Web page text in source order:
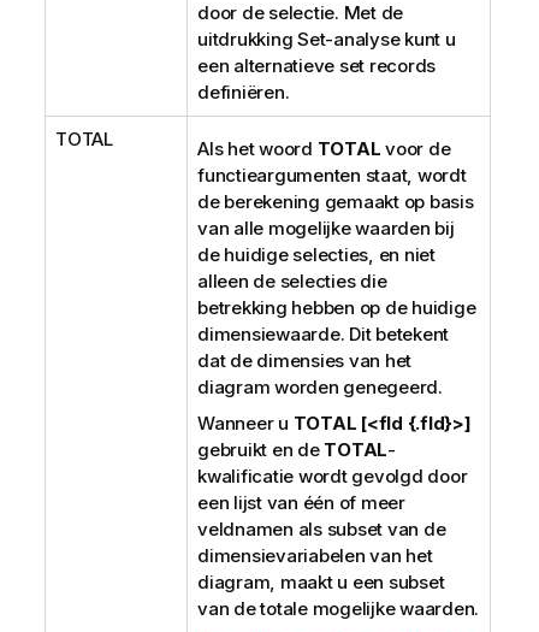
door de selectie. Met de
uitdrukking Set-analyse kunt u
een alternatieve set records
definiëren.
TOTAL Als het woord TOTAL voor de
functieargumenten staat, wordt
de berekening gemaakt op basis
van alle mogelijke waarden bij
de huidige selecties, en niet
alleen de selecties die
betrekking hebben op de huidige
dimensiewaarde. Dit betekent
dat de dimensies van het
diagram worden genegeerd.
Wanneer u TOTAL [<fld {.fld}>]
gebruikt en de TOTAL-
kwalificatie wordt gevolgd door
een lijst van één of meer
veldnamen als subset van de
dimensievariabelen van het
diagram, maakt u een subset
van de totale mogelijke waarden.